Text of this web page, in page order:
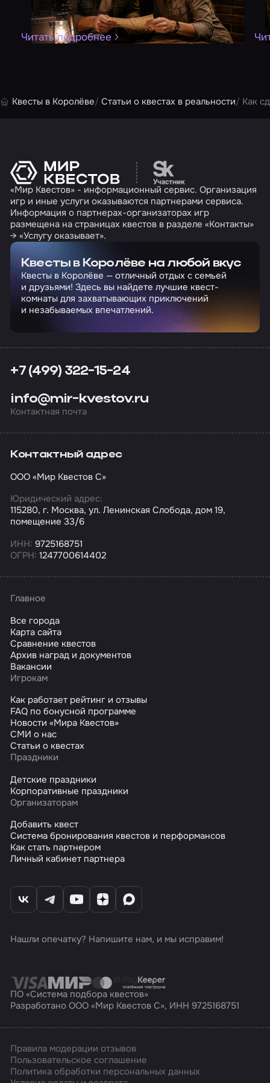
Читать подробнее
Квесты в Королёве Статьи о квестах в реальности Как
Перейти на сайт
«Мир Квестов» - информационный сервис. Организация
игр и иные услуги оказываются партнерами сервиса.
Информация о партнерах-организаторах игр
размещена на страницах квестов в разделе «Контакты»
→ «Услугу оказывает».
Квесты в Королёве на любой вкус
Квесты в Королёве — отличный отдых с семьей
и друзьями! Здесь вы найдете лучшие квест-
комнаты для захватывающих приключений
и незабываемых впечатлений.
+7 (499) 322-15-24
info@mir-kvestov.ru
Контактная почта
Контактный адрес
ООО «Мир Квестов С»
Юридический адрес:
115280, г. Москва, ул. Ленинская Слобода, дом 19,
помещение 33/6
ИНН: 9725168751
ОГРН: 1247700614402
Главное
Все города
Карта сайта
Сравнение квестов
Архив наград и документов
Вакансии
Игрокам
Как работает рейтинг и отзывы
FAQ по бонусной программе
Новости «Мира Квестов»
СМИ о нас
Статьи о квестах
Праздники
Детские праздники
Корпоративные праздники
Организаторам
Добавить квест
Система бронирования квестов и перформансов
Как стать партнером
Личный кабинет партнера
Нашли опечатку? Напишите нам, и мы исправим!
ПО «Система подбора квестов»
Разработано ООО «Мир Квестов С», ИНН 9725168751
Правила модерации отзывов
Пользовательское соглашение
Политика обработки персональных данных